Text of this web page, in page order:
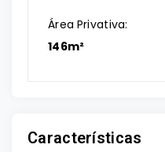
Área Privativa:
146m²
Características